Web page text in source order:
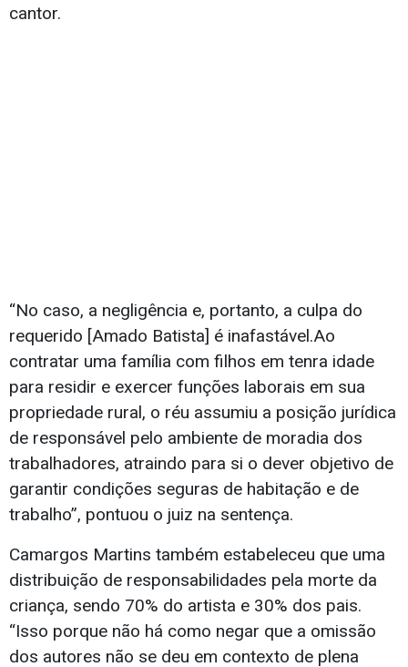
cantor.
“No caso, a negligência e, portanto, a culpa do
requerido [Amado Batista] é inafastável.Ao
contratar uma família com filhos em tenra idade
para residir e exercer funções laborais em sua
propriedade rural, o réu assumiu a posição jurídica
de responsável pelo ambiente de moradia dos
trabalhadores, atraindo para si o dever objetivo de
garantir condições seguras de habitação e de
trabalho”, pontuou o juiz na sentença.
Camargos Martins também estabeleceu que uma
distribuição de responsabilidades pela morte da
criança, sendo 70% do artista e 30% dos pais.
“Isso porque não há como negar que a omissão
dos autores não se deu em contexto de plena